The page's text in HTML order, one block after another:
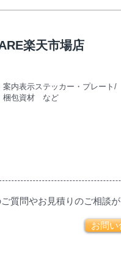
楽天市場店
案内表示ステッカー・プレート/
梱包資材 など
質問やお見積りのご相談
お問い